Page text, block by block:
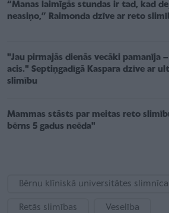
“Manas laimīgās stundas ir tad, kad
neasiņo,” Raimonda dzīve ar reto
"Jau pirmajās dienās vecāki pamanīja
acis." Septiņgadīgā Kaspara dzīve ar
slimību
Mammas stāsts par meitas reto
bērns 5 gadus neēda"
Bērnu klīniskā universitātes slimnīca
Retās slimības Veselība